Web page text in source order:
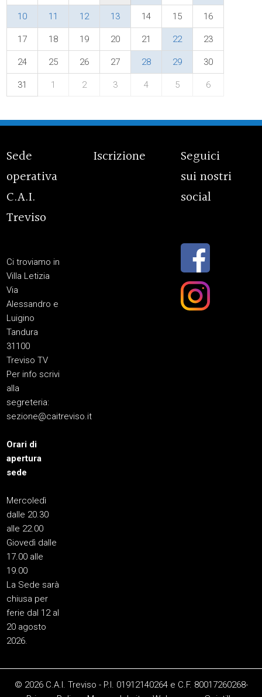
10 11 12 13 14 15 16
17 18 19 20 21 22 23
24 25 26 27 28 29 30
31 1 2 3 4 5 6
Sede
operativa
C.A.I.
Treviso
Ci troviamo in
Villa Letizia
Via
Alessandro e
Luigino
Tandura
31100
Treviso TV
Per info scrivi
alla
segreteria:
sezione@caitreviso.it
Orari di
apertura
sede
Mercoledì
dalle 20.30
alle 22.00
Giovedì dalle
17.00 alle
19.00
La Sede sarà
chiusa per
ferie dal 12 al
20 agosto
2026.
Iscrizione
Seguici
sui nostri
social
© 2026 C.A.I. Treviso - P.I. 01912140264 e C.F. 80017260268-